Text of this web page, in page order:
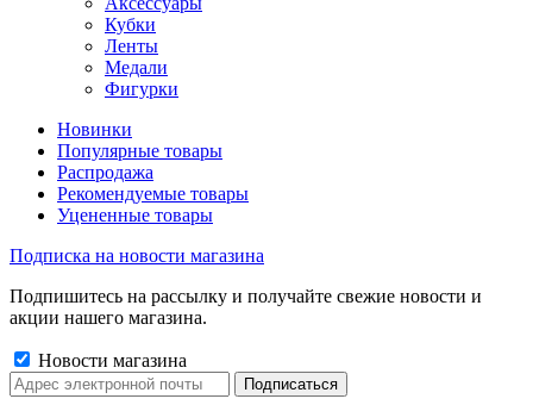
Кубки
Ленты
Медали
Фигурки
Новинки
Популярные товары
Распродажа
Рекомендуемые товары
Уцененные товары
Подписка на новости магазина
Подпишитесь на рассылку и получайте свежие новости и
акции нашего магазина.
Новости магазина